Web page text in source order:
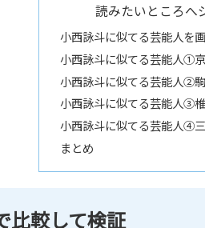
読みたいところへ
小西詠斗に似てる芸能人を
小西詠斗に似てる芸能人①
小西詠斗に似てる芸能人②
小西詠斗に似てる芸能人③
小西詠斗に似てる芸能人④
まとめ
比較して検証